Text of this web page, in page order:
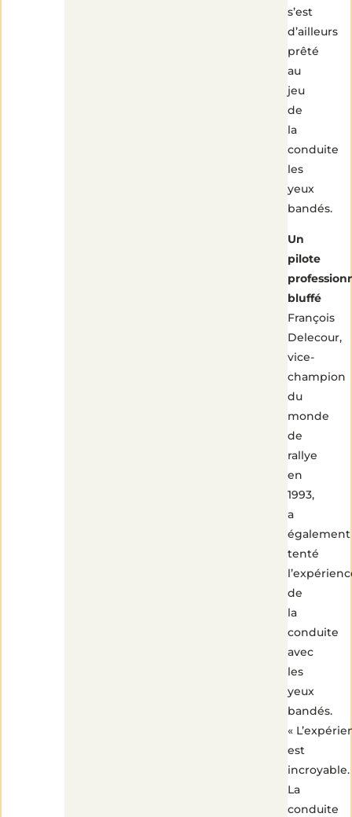
s’est
d’ailleurs
prêté
au
jeu
de
la
conduite
les
yeux
bandés.
Un
pilote
bluffé
François
Delecour,
vice-
champion
du
monde
de
rallye
en
1993,
a
également
tenté
de
la
conduite
avec
les
yeux
bandés.
«
est
incroyable.
La
conduite